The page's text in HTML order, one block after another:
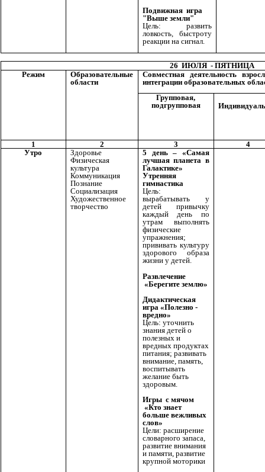
Подвижная игра
"Выше земли"
Цель: развить
ловкость, быстроту
реакции на сигнал.
26 ИЮЛЯ - ПЯТНИЦА
Режим
Образовательные
области
Совместная деятельность
интеграции образовательных
Групповая,
подгрупповая
1 2 3
4
Утро
Здоровье
Физическая
культура
Коммуникация
Познание
Социализация
Художественное
творчество
5 день – «Самая
лучшая планета в
Галактике»
Утренняя
гимнастика
Цель:
вырабатывать у
детей привычку
каждый день по
утрам выполнять
физические
упражнения;
прививать культуру
здорового образа
жизни у детей.
Развлечение
«Берегите землю»
Дидактическая
игра «Полезно -
вредно»
Цель: уточнить
знания детей о
полезных и
вредных продуктах
питания; развивать
внимание, память,
воспитывать
желание быть
здоровым.
Игры с мячом
«Кто знает
больше вежливых
слов»
Цели: расширение
словарного запаса,
развитие внимания
и памяти, развитие
крупной моторики